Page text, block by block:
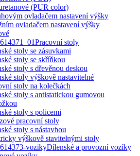
(PUR color)
ovladačem nastavení výšky
ovladačem nastavení výšky
Pracovní stoly
stoly se zásuvkami
stoly se skříňkou
stoly s dřevěnou deskou
stoly výškově nastavitelné
stoly na kolečkách
stoly s antistatickou gumovou
stoly s policemi
pracovní stoly
stoly s nástavbou
výškově stavitelnými stoly
Dílenské a provozní vozíky